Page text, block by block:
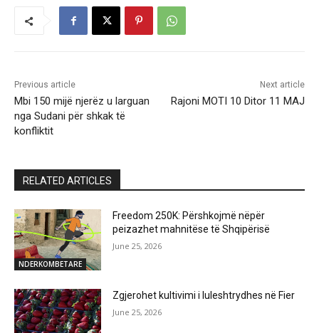
Previous article
Mbi 150 mijë njerëz u larguan
nga Sudani për shkak të
konfliktit
Next article
Rajoni MOTI 10 Ditor 11 MAJ
RELATED ARTICLES
NDERKOMBETARE
Freedom 250K: Përshkojmë nëpër
peizazhet mahnitëse të Shqipërisë
June 25, 2026
Zgjerohet kultivimi i luleshtrydhes në Fier
June 25, 2026